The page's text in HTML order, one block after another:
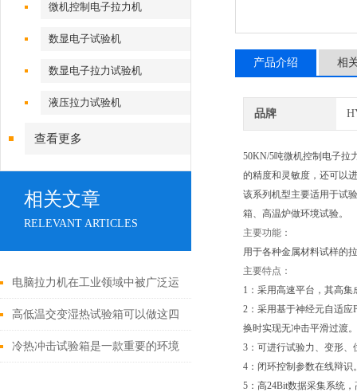
微机控制电子拉力机
数显电子试验机
数显电子拉力试验机
液压拉力试验机
查看更多
相关文章
RELEVANT ARTICLES
电脑拉力机在工业领域中被广泛运
用
高低温交变湿热试验箱可以做这四
个试验项目
冷热冲击试验箱是一款重要的环境
产品介绍 相
品牌
50KN/5吨微机控制电子拉
的精度和灵敏度，还可以
该系列机型主要适用于试
箱、高温炉做环境试验。
主要功能：
用于各种金属材料试样的
主要特点：
1：采用高速平台，其高
2：采用基于神经元自适
换时实现无冲击平滑过渡。
3：可进行试验力、变形
4：闭环控制参数在线辩识
5：高24Bit数据采集系统